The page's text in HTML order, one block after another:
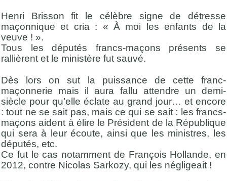
Henri Brisson fit le célèbre signe de détresse
maçonnique et cria : « À moi les enfants de la
veuve ! ».
Tous les députés francs-maçons présents se
rallièrent et le ministère fut sauvé.
Dès lors on sut la puissance de cette franc-
maçonnerie mais il aura fallu attendre un demi-
siècle pour qu’elle éclate au grand jour… et encore
: tout ne se sait pas, mais ce qui se sait : les francs-
maçons aident à élire le Président de la République
qui sera à leur écoute, ainsi que les ministres, les
députés, etc.
Ce fut le cas notamment de François Hollande, en
2012, contre Nicolas Sarkozy, qui les négligeait !